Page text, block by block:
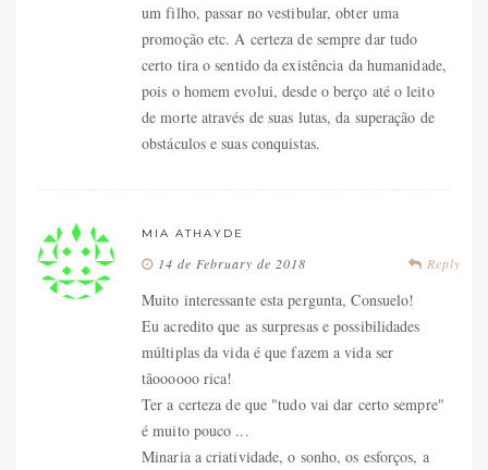
um filho, passar no vestibular, obter uma
promoção etc. A certeza de sempre dar tudo
certo tira o sentido da existência da humanidade,
pois o homem evolui, desde o berço até o leito
de morte através de suas lutas, da superação de
obstáculos e suas conquistas.
MIA ATHAYDE
Reply
14 de February de 2018
Muito interessante esta pergunta, Consuelo!
Eu acredito que as surpresas e possibilidades
múltiplas da vida é que fazem a vida ser
tãoooooo rica!
Ter a certeza de que "tudo vai dar certo sempre"
é muito pouco ...
Minaria a criatividade, o sonho, os esforços, a